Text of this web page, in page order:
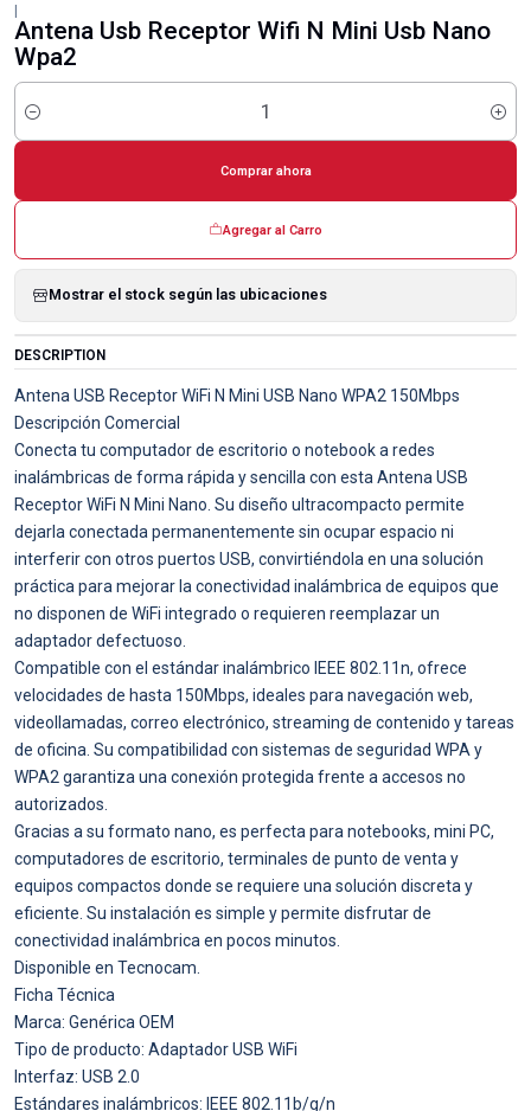
|
Antena Usb Receptor Wifi N Mini Usb Nano
Wpa2
Cantidad
Agregar al Carro
Comprar ahora
Mostrar el stock según las ubicaciones
DESCRIPTION
Antena USB Receptor WiFi N Mini USB Nano WPA2 150Mbps
Descripción Comercial
Conecta tu computador de escritorio o notebook a redes
inalámbricas de forma rápida y sencilla con esta Antena USB
Receptor WiFi N Mini Nano. Su diseño ultracompacto permite
dejarla conectada permanentemente sin ocupar espacio ni
interferir con otros puertos USB, convirtiéndola en una solución
práctica para mejorar la conectividad inalámbrica de equipos que
no disponen de WiFi integrado o requieren reemplazar un
adaptador defectuoso.
Compatible con el estándar inalámbrico IEEE 802.11n, ofrece
velocidades de hasta 150Mbps, ideales para navegación web,
videollamadas, correo electrónico, streaming de contenido y tareas
de oficina. Su compatibilidad con sistemas de seguridad WPA y
WPA2 garantiza una conexión protegida frente a accesos no
autorizados.
Gracias a su formato nano, es perfecta para notebooks, mini PC,
computadores de escritorio, terminales de punto de venta y
equipos compactos donde se requiere una solución discreta y
eficiente. Su instalación es simple y permite disfrutar de
conectividad inalámbrica en pocos minutos.
Disponible en Tecnocam.
Ficha Técnica
Marca: Genérica OEM
Tipo de producto: Adaptador USB WiFi
Interfaz: USB 2.0
Estándares inalámbricos: IEEE 802.11b/g/n